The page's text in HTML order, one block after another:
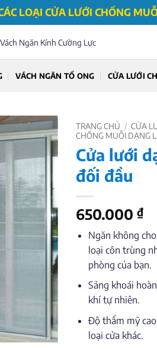
LOẠI CỬA LƯỚI CHỐNG
Ngăn Kính Cường Lực
VÁCH NGĂN TỔ ONG CỬA LƯỚI
TRANG CHỦ / CỬA
CHỐNG MUỖI DẠNG
Cửa lưới
đối đầu
650.000 ₫
Ngăn không
loại côn trùng
phòng của bạn.
Sảng khoái
khí tự nhiên.
Độ thẩm mỹ
loại cửa khác.